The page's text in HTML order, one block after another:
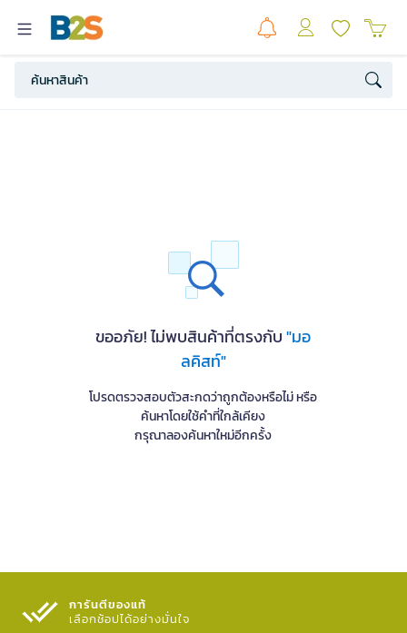
ขออภัย! ไม่พบสินค้าที่ตรงกับ"มอ
ลคิสท์"
โปรดตรวจสอบตัวสะกดว่าถูกต้องหรือไม่ หรือ
ค้นหาโดยใช้คำที่ใกล้เคียง
กรุณาลองค้นหาใหม่อีกครั้ง
การันตีของแท้
เลือกช้อปได้อย่างมั่นใจ​